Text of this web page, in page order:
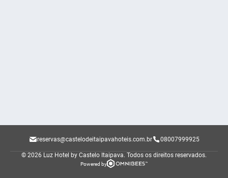
reservas@castelodeitaipavahoteis.com.br 08007999925
© 2026 Luz Hotel by Castelo Itaipava. Todos os direitos reservados.
Powered by